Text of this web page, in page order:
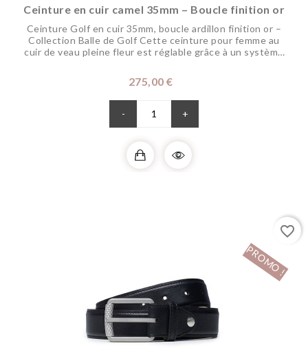
Ceinture en cuir camel 35mm – Boucle finition or
Ceinture Golf en cuir 35mm, boucle ardillon finition or –
Collection Balle de Golf Cette ceinture pour femme au
cuir de veau pleine fleur est réglable grâce à un système
portée en toute...
275,00 €
- +
PROMO !
favorite_border